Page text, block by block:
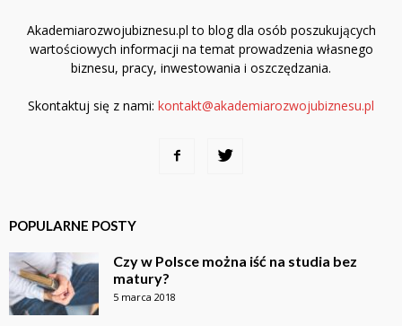
Akademiarozwojubiznesu.pl to blog dla osób poszukujących
wartościowych informacji na temat prowadzenia własnego
biznesu, pracy, inwestowania i oszczędzania.
Skontaktuj się z nami: kontakt@akademiarozwojubiznesu.pl
POPULARNE POSTY
Czy w Polsce można iść na studia bez
matury?
5 marca 2018